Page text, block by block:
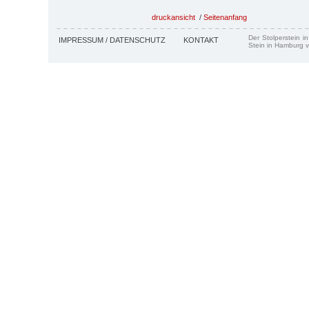
druckansicht / Seitenanfang
IMPRESSUM / DATENSCHUTZ KONTAKT
Der Stolperstein
Stein in Hamburg